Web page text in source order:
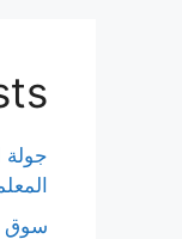
جولة
سوق